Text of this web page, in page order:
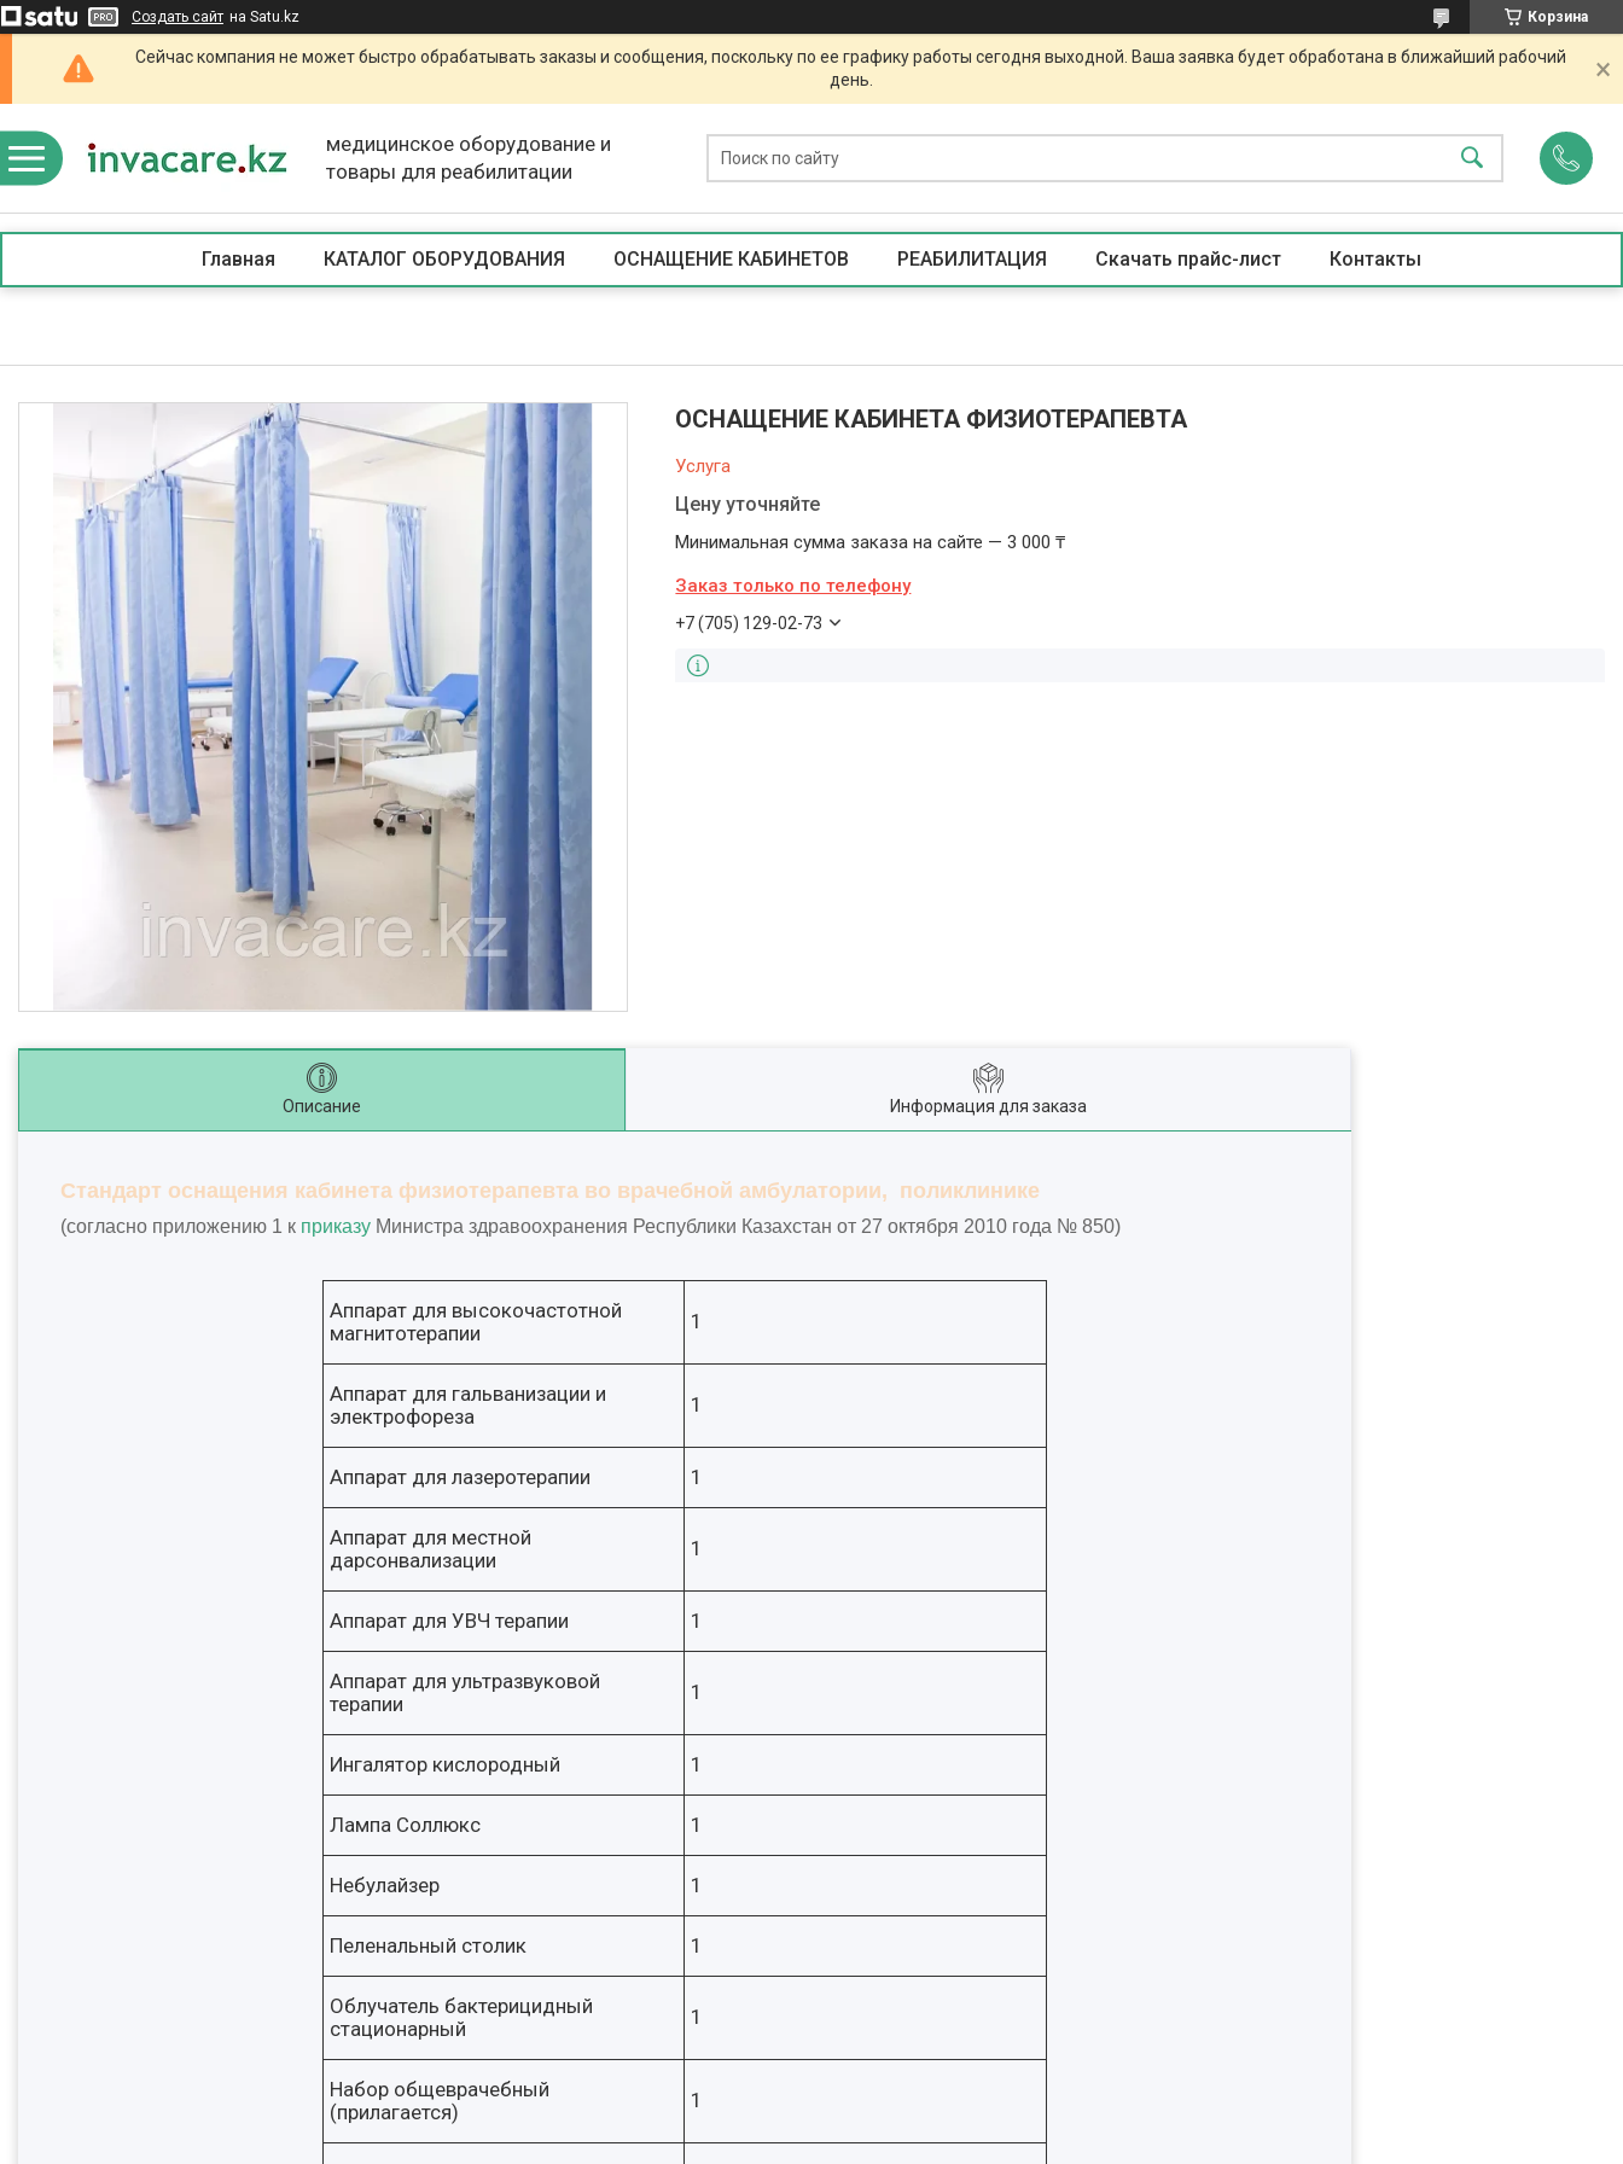
Создать сайт на Satu.kz Корзина
Сейчас компания не может быстро обрабатывать заказы и сообщения, поскольку по ее графику работы сегодня выходной. Ваша заявка будет обработана в ближайший рабочий
день.
медицинское оборудование и
товары для реабилитации
Главная КАТАЛОГ ОБОРУДОВАНИЯ ОСНАЩЕНИЕ КАБИНЕТОВ РЕАБИЛИТАЦИЯ Скачать прайс-лист Контакты
ОСНАЩЕНИЕ КАБИНЕТА ФИЗИОТЕРАПЕВТА
Услуга
Цену уточняйте
Минимальная сумма заказа на сайте — 3 000 ₸
Заказ только по телефону
+7 (705) 129-02-73
Описание Информация для заказа
Стандарт оснащения кабинета физиотерапевта во врачебной амбулатории, поликлинике
(согласно приложению 1 к приказу Министра здравоохранения Республики Казахстан от 27 октября 2010 года № 850)
Аппарат для высокочастотной
магнитотерапии
1
Аппарат для гальванизации и
электрофореза
1
Аппарат для лазеротерапии 1
Аппарат для местной
дарсонвализации
1
Аппарат для УВЧ терапии 1
Аппарат для ультразвуковой
терапии
1
Ингалятор кислородный 1
Лампа Соллюкс 1
Небулайзер 1
Пеленальный столик 1
Облучатель бактерицидный
стационарный
1
Набор общеврачебный
(прилагается)
1